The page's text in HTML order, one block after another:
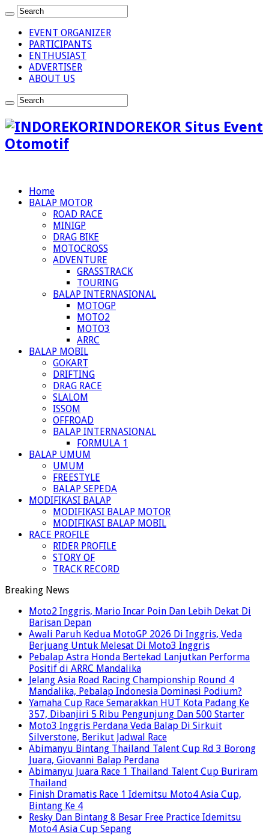
EVENT ORGANIZER
PARTICIPANTS
ENTHUSIAST
ADVERTISER
ABOUT US
INDOREKOR Situs Event
Otomotif
Home
BALAP MOTOR
ROAD RACE
MINIGP
DRAG BIKE
MOTOCROSS
ADVENTURE
GRASSTRACK
TOURING
BALAP INTERNASIONAL
MOTOGP
MOTO2
MOTO3
ARRC
BALAP MOBIL
GOKART
DRIFTING
DRAG RACE
SLALOM
ISSOM
OFFROAD
BALAP INTERNASIONAL
FORMULA 1
BALAP UMUM
UMUM
FREESTYLE
BALAP SEPEDA
MODIFIKASI BALAP
MODIFIKASI BALAP MOTOR
MODIFIKASI BALAP MOBIL
RACE PROFILE
RIDER PROFILE
STORY OF
TRACK RECORD
Breaking News
Moto2 Inggris, Mario Incar Poin Dan Lebih Dekat Di
Barisan Depan
Awali Paruh Kedua MotoGP 2026 Di Inggris, Veda
Berjuang Untuk Melesat Di Moto3 Inggris
Pebalap Astra Honda Bertekad Lanjutkan Performa
Positif di ARRC Mandalika
Jelang Asia Road Racing Championship Round 4
Mandalika, Pebalap Indonesia Dominasi Podium?
Yamaha Cup Race Semarakkan HUT Kota Padang Ke
357, Dibanjiri 5 Ribu Pengunjung Dan 500 Starter
Moto3 Inggris Perdana Veda Balap Di Sirkuit
Silverstone, Berikut Jadwal Race
Abimanyu Bintang Thailand Talent Cup Rd 3 Borong
Juara, Giovanni Balap Perdana
Abimanyu Juara Race 1 Thailand Talent Cup Buriram
Thailand
Finish Dramatis Race 1 Idemitsu Moto4 Asia Cup,
Bintang Ke 4
Resky Dan Bintang 8 Besar Free Practice Idemitsu
Moto4 Asia Cup Sepang